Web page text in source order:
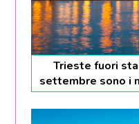
Trieste fuori
settembre sono i